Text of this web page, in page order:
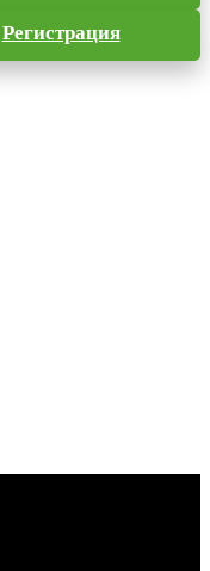
Регистрация